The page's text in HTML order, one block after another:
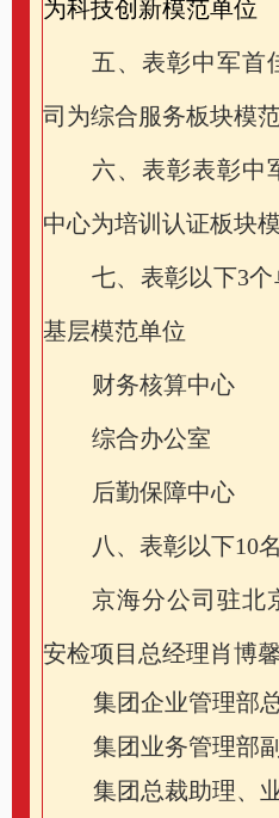
为科技创新模范单位
五、表彰中军首
司为综合服务板块模
六、表彰表彰中
中心为培训认证板块
七、表彰以下3个
基层模范单位
财务核算中心
综合办公室
后勤保障中心
八、表彰以下10
京海分公司驻北
安检项目总经理肖博馨
集团企业管理部
集团业务管理部
集团总裁助理、